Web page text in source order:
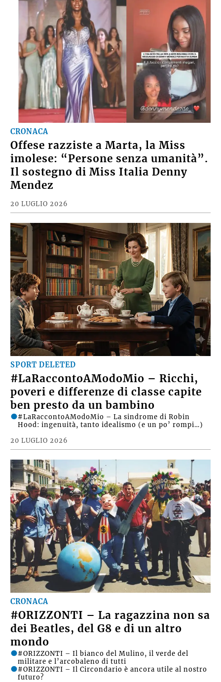
CRONACA
Offese razziste a Marta, la Miss
imolese: “Persone senza umanità”.
Il sostegno di Miss Italia Denny
Mendez
20 LUGLIO 2026
SPORT DELETED
#LaRaccontoAModoMio – Ricchi,
poveri e differenze di classe capite
ben presto da un bambino
20 LUGLIO 2026
#LaRaccontoAModoMio – La sindrome di Robin
Hood: ingenuità, tanto idealismo (e un po’ rompi…)
CRONACA
#ORIZZONTI – La ragazzina non sa
dei Beatles, del G8 e di un altro
mondo
#ORIZZONTI – Il bianco del Mulino, il verde del
militare e l’arcobaleno di tutti
#ORIZZONTI – Il Circondario è ancora utile al nostro
futuro?